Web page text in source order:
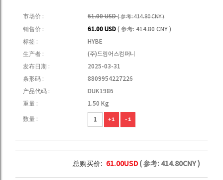
市场价 : 61.00 USD( 参考: 414.80 CNY )
销售价 : 61.00 USD( 参考: 414.80 CNY )
标签 :
HYBE
生产者 :
(주)드림어스컴퍼니
发布日期 :
2025-03-31
条形码 :
8809954227226
产品代码 :
DUK1986
重量 :
1.50 Kg
数量 : +1 -1
总购买价: 61.00USD( 参考: 414.80CNY )